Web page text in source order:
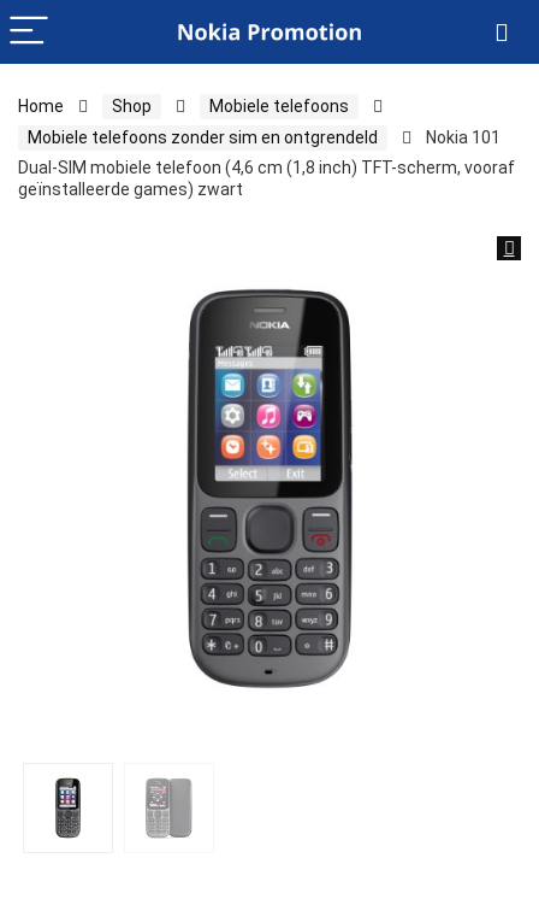
Home Shop
Mobiele telefoons
Mobiele telefoons zonder sim en ontgrendeld
Nokia 101
Dual-SIM mobiele telefoon (4,6 cm (1,8 inch) TFT-scherm, vooraf
geïnstalleerde games) zwart